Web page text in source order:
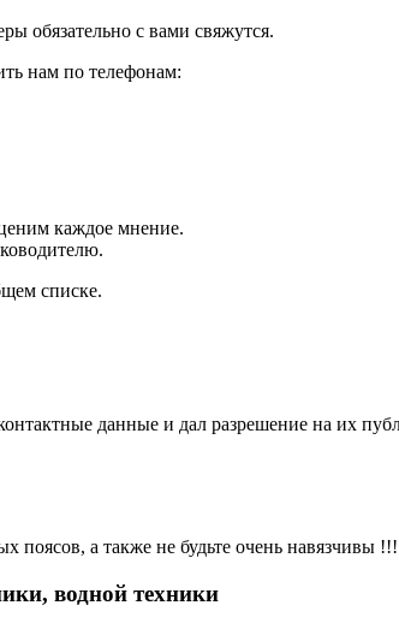
обязательно с вами свяжутся.
нам по телефонам:
каждое мнение.
списке.
данные и дал разрешение на их
поясов, а также не будьте очень навязчивы !!!
водной техники